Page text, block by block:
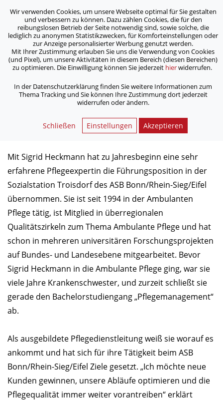
ASB Bonn/Rhein-Sieg/Eifel e.V.
bewegt Menschen
Home / Archiv /
Neue Leitung für ASB-Sozialstation in Troisdorf
Neue Leitung für ASB-
Sozialstation in Troisdorf
Mit Sigrid Heckmann hat zu Jahresbeginn eine sehr
erfahrene Pflegeexpertin die Führungsposition in der
Sozialstation Troisdorf des ASB Bonn/Rhein-Sieg/Eifel
übernommen. Sie ist seit 1994 in der Ambulanten
Pflege tätig, ist Mitglied in überregionalen
Qualitätszirkeln zum Thema Ambulante Pflege und hat
schon in mehreren universitären Forschungsprojekten
auf Bundes- und Landesebene mitgearbeitet. Bevor
Sigrid Heckmann in die Ambulante Pflege ging, war sie
viele Jahre Krankenschwester, und zurzeit schließt sie
gerade den Bachelorstudiengang „Pflegemanagement“
ab.
Als ausgebildete Pflegedienstleitung weiß sie worauf es
ankommt und hat sich für ihre Tätigkeit beim ASB
Bonn/Rhein-Sieg/Eifel Ziele gesetzt. „Ich möchte neue
Kunden gewinnen, unsere Abläufe optimieren und die
Pflegequalität immer weiter vorantreiben“ erklärt
Wir verwenden Cookies, um unsere Webseite optimal für Sie gestalten
und verbessern zu können. Dazu zählen Cookies, die für den
reibungslosen Betrieb der Seite notwendig sind, sowie solche, die
lediglich zu anonymen Statistikzwecken, für Komforteinstellungen oder
zur Anzeige personalisierter Werbung genutzt werden.
Mit Ihrer Zustimmung erlauben Sie uns die Verwendung von Cookies
(und Pixel), um unsere Aktivitäten in diesem Bereich (diesen Bereichen)
zu optimieren. Die Einwilligung können Sie jederzeit hierwiderrufen.
In der Datenschutzerklärung finden Sie weitere Informationen zum
Thema Tracking und Sie können Ihre Zustimmung dort jederzeit
widerrufen oder ändern.
Schließen Einstellungen Akzeptieren